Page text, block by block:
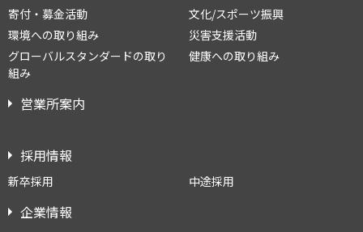
寄付・募金活動
文化/スポーツ振興
環境への取り組み
災害支援活動
グローバルスタンダードの取り
組み
健康への取り組み
営業所案内
採用情報
新卒採用 中途採用
企業情報